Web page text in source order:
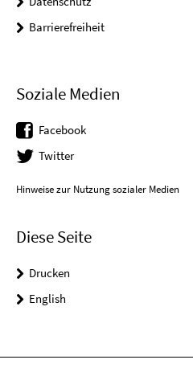
Barrierefreiheit
Soziale Medien
Facebook
Twitter
Hinweise zur Nutzung sozialer Medien
Diese Seite
Drucken
English